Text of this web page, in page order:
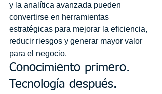
y la analítica avanzada pueden
convertirse en herramientas
estratégicas para mejorar la eficiencia,
reducir riesgos y generar mayor valor
para el negocio.
Conocimiento primero.
Tecnología después.